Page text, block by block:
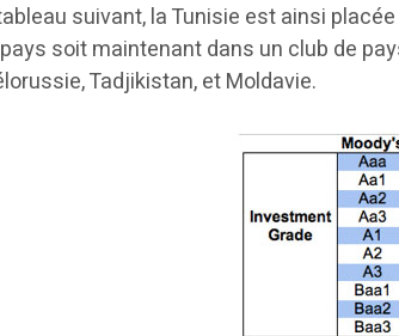
suivant, la Tunisie est ainsi
soit maintenant dans un club de
Tadjikistan, et Moldavie.